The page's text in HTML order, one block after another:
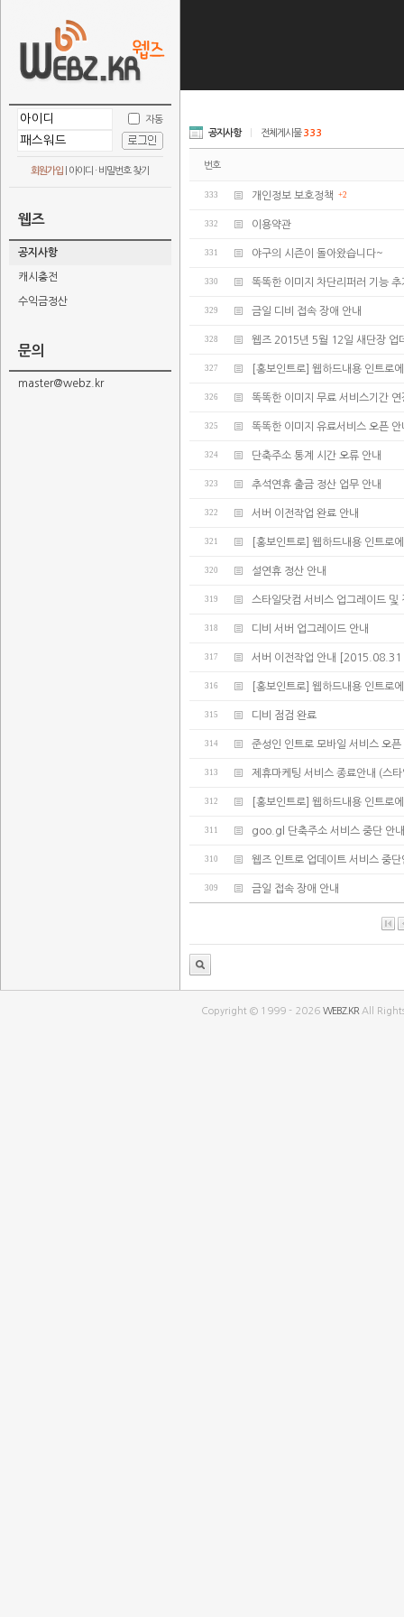
자동
회원가입 아이디 · 비밀번호 찾기
웹즈
공지사항
캐시충전
수익금정산
문의
master@webz.kr
공지사항 전체게시물333
번호
333 개인정보 보호정책 +2
332 이용약관
331 야구의 시즌이 돌아왔습니다~
330 똑똑한 이미지 차단리퍼러 기능 추
329 금일 디비 접속 장애 안내
328 웹즈 2015년 5월 12일 새단장 업
327 [홍보인트로] 웹하드내용 인트로
326 똑똑한 이미지 무료 서비스기간 연
325 똑똑한 이미지 유료서비스 오픈 안
324 단축주소 통계 시간 오류 안내
323 추석연휴 출금 정산 업무 안내
322 서버 이전작업 완료 안내
321 [홍보인트로] 웹하드내용 인트로
320 설연휴 정산 안내
319 스타일닷컴 서비스 업그레이드 및
318 디비 서버 업그레이드 안내
317 서버 이전작업 안내
316 [홍보인트로] 웹하드내용 인트로
315 디비 점검 완료
314 준성인 인트로 모바일 서비스 오픈
313 제휴마케팅 서비스 종료안내 (스
312 [홍보인트로] 웹하드내용 인트로
311 goo.gl 단축주소 서비스 중단 안내
310 웹즈 인트로 업데이트 서비스 중단
309 금일 접속 장애 안내
Copyright © 1999 - 2026WEBZ.KR All